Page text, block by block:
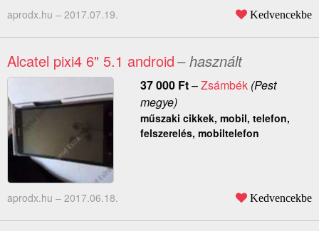
aprodx.hu – 2017.07.19. Kedvencekbe
Alcatel pixi4 6" 5.1 android– használt
37 000 Ft–Zsámbék(Pest
megye)
műszaki cikkek, mobil, telefon,
felszerelés, mobiltelefon
aprodx.hu – 2017.06.18. Kedvencekbe